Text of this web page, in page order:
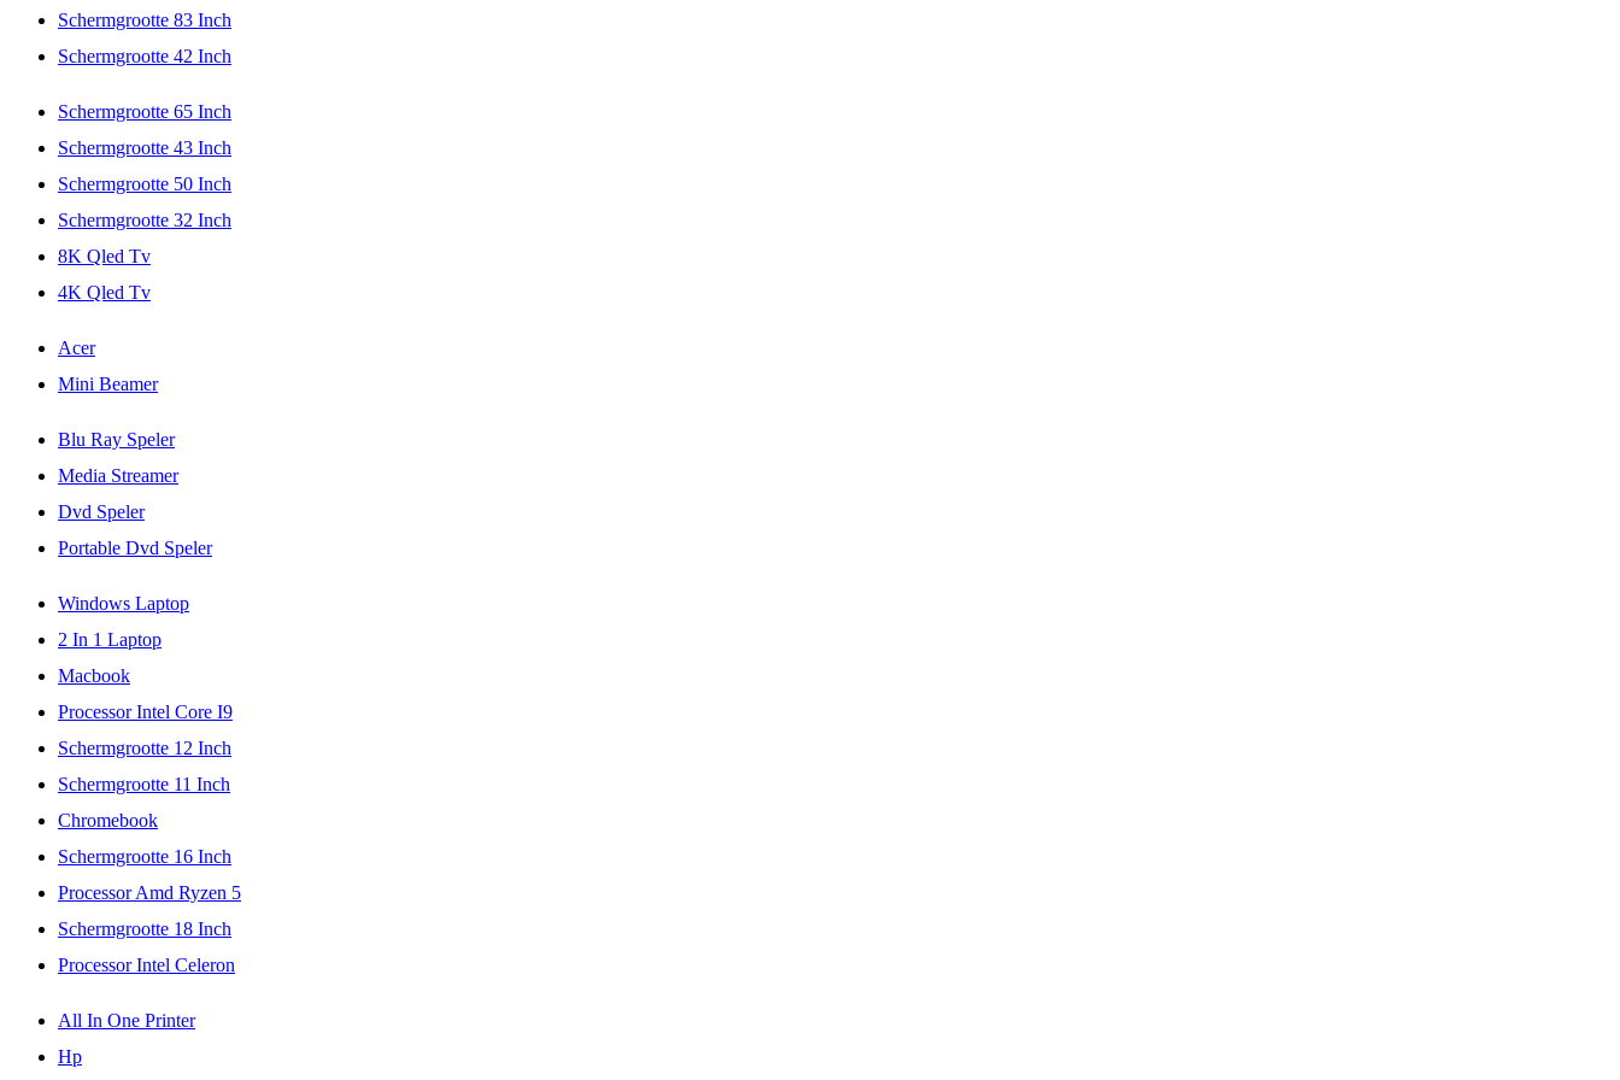
Schermgrootte 83 Inch
Schermgrootte 42 Inch
Schermgrootte 65 Inch
Schermgrootte 43 Inch
Schermgrootte 50 Inch
Schermgrootte 32 Inch
8K Qled Tv
4K Qled Tv
Acer
Mini Beamer
Blu Ray Speler
Media Streamer
Dvd Speler
Portable Dvd Speler
Windows Laptop
2 In 1 Laptop
Macbook
Processor Intel Core I9
Schermgrootte 12 Inch
Schermgrootte 11 Inch
Chromebook
Schermgrootte 16 Inch
Processor Amd Ryzen 5
Schermgrootte 18 Inch
Processor Intel Celeron
All In One Printer
Hp